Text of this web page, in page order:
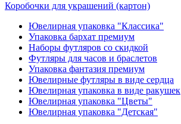
Коробочки для украшений (картон)
Ювелирная упаковка "Классика"
Упаковка бархат премиум
Наборы футляров со скидкой
Футляры для часов и браслетов
Упаковка фантазия премиум
Ювелирные футляры в виде сердца
Ювелирная упаковка в виде ракушек
Ювелирная упаковка "Цветы"
Ювелирная упаковка "Детская"